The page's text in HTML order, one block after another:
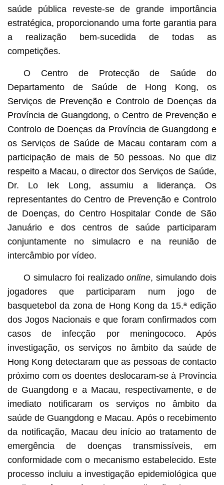
saúde pública reveste-se de grande importância
estratégica, proporcionando uma forte garantia para
a realização bem-sucedida de todas as
competições.
O Centro de Protecção de Saúde do
Departamento de Saúde de Hong Kong, os
Serviços de Prevenção e Controlo de Doenças da
Província de Guangdong, o Centro de Prevenção e
Controlo de Doenças da Província de Guangdong e
os Serviços de Saúde de Macau contaram com a
participação de mais de 50 pessoas. No que diz
respeito a Macau, o director dos Serviços de Saúde,
Dr. Lo Iek Long, assumiu a liderança. Os
representantes do Centro de Prevenção e Controlo
de Doenças, do Centro Hospitalar Conde de São
Januário e dos centros de saúde participaram
conjuntamente no simulacro e na reunião de
intercâmbio por vídeo.
O simulacro foi realizadoonline, simulando dois
jogadores que participaram num jogo de
basquetebol da zona de Hong Kong da 15.ª edição
dos Jogos Nacionais e que foram confirmados com
casos de infecção por meningococo. Após
investigação, os serviços no âmbito da saúde de
Hong Kong detectaram que as pessoas de contacto
próximo com os doentes deslocaram-se à Província
de Guangdong e a Macau, respectivamente, e de
imediato notificaram os serviços no âmbito da
saúde de Guangdong e Macau. Após o recebimento
da notificação, Macau deu início ao tratamento de
emergência de doenças transmissíveis, em
conformidade com o mecanismo estabelecido. Este
processo incluiu a investigação epidemiológica que